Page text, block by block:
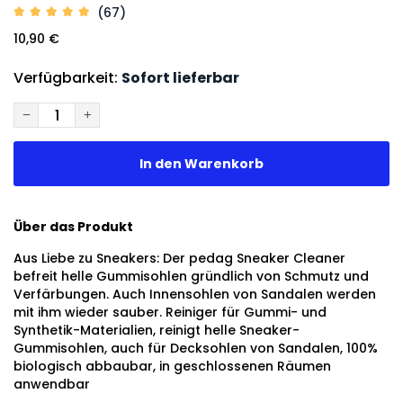
(67)
10,90 €
Verfügbarkeit: Sofort lieferbar
− +
In den Warenkorb
Über das Produkt
Aus Liebe zu Sneakers: Der pedag Sneaker Cleaner
befreit helle Gummisohlen gründlich von Schmutz und
Verfärbungen. Auch Innensohlen von Sandalen werden
mit ihm wieder sauber. Reiniger für Gummi- und
Synthetik-Materialien, reinigt helle Sneaker-
Gummisohlen, auch für Decksohlen von Sandalen, 100%
biologisch abbaubar, in geschlossenen Räumen
anwendbar